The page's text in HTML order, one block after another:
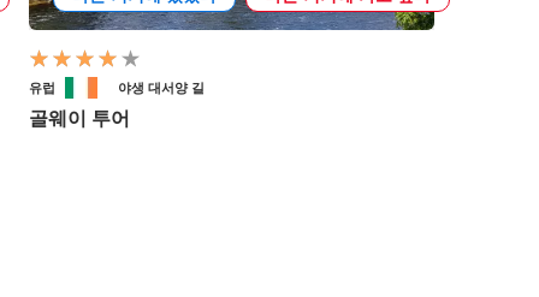
유럽 야생 대서양 길
골웨이 투어